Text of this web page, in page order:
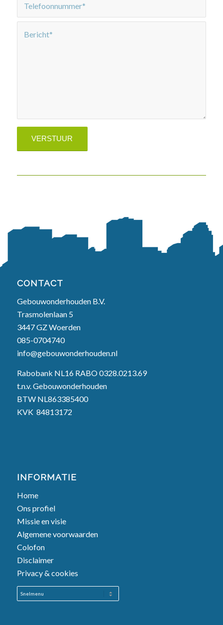
CONTACT
Gebouwonderhouden B.V.
Trasmolenlaan 5
3447 GZ Woerden
085-0704740
info@gebouwonderhouden.nl
Rabobank NL16 RABO 0328.0213.69
t.n.v. Gebouwonderhouden
BTW NL863385400
KVK 84813172
INFORMATIE
Home
Ons profiel
Missie en visie
Algemene voorwaarden
Colofon
Disclaimer
Privacy & cookies